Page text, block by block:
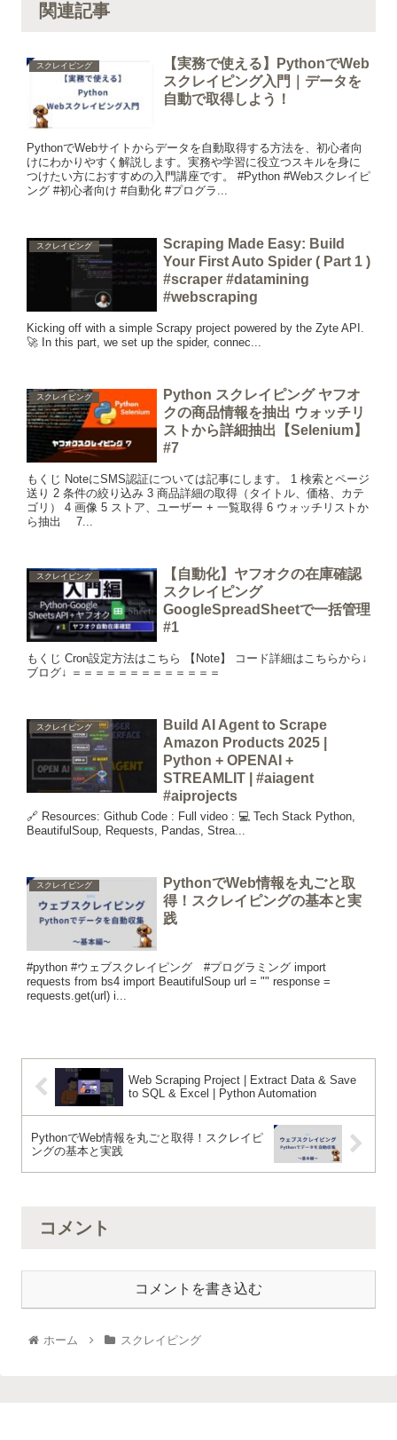
関連記事
スクレイピング
【実務で使える】PythonでWeb
スクレイピング入門｜データを
自動で取得しよう！
PythonでWebサイトからデータを自動取得する方法を、初心者向
けにわかりやすく解説します。実務や学習に役立つスキルを身に
つけたい方におすすめの入門講座です。 #Python #Webスクレイピ
ング #初心者向け #自動化 #プログラ...
スクレイピング
Scraping Made Easy: Build
Your First Auto Spider ( Part 1 )
#scraper #datamining
#webscraping
Kicking off with a simple Scrapy project powered by the Zyte API.
🚀 In this part, we set up the spider, connec...
スクレイピング
Python スクレイピング ヤフオ
クの商品情報を抽出 ウォッチリ
ストから詳細抽出【Selenium】
#7
もくじ NoteにSMS認証については記事にします。 1 検索とページ
送り 2 条件の絞り込み 3 商品詳細の取得（タイトル、価格、カテ
ゴリ） 4 画像 5 ストア、ユーザー + 一覧取得 6 ウォッチリストか
ら抽出 7...
スクレイピング
【自動化】ヤフオクの在庫確認
スクレイピング
GoogleSpreadSheetで一括管理
#1
もくじ Cron設定方法はこちら 【Note】 コード詳細はこちらから↓
ブログ↓ ＝＝＝＝＝＝＝＝＝＝＝＝＝
スクレイピング
Build AI Agent to Scrape
Amazon Products 2025 |
Python + OPENAI +
STREAMLIT | #aiagent
#aiprojects
🔗 Resources: Github Code : Full video : 💻 Tech Stack Python,
BeautifulSoup, Requests, Pandas, Strea...
スクレイピング
PythonでWeb情報を丸ごと取
得！スクレイピングの基本と実
践
#python #ウェブスクレイピング #プログラミング import
requests from bs4 import BeautifulSoup url = "" response =
requests.get(url) i...
Web Scraping Project | Extract Data & Save
to SQL & Excel | Python Automation
PythonでWeb情報を丸ごと取得！スクレイピ
ングの基本と実践
コメント
コメントを書き込む
ホーム スクレイピング